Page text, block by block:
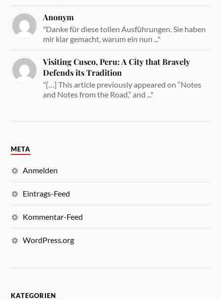
Anonym
"Danke für diese tollen Ausführungen. Sie haben
mir klar gemacht, warum ein nun ..."
Visiting Cusco, Peru: A City that Bravely
Defends its Tradition
"[…] This article previously appeared on “Notes
and Notes from the Road,” and ..."
META
Anmelden
Eintrags-Feed
Kommentar-Feed
WordPress.org
KATEGORIEN